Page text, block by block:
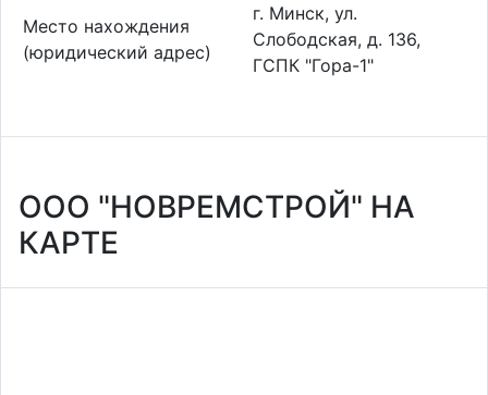
Место нахождения
(юридический адрес)
г. Минск, ул.
Слободская, д. 136,
ГСПК "Гора-1"
ООО "НОВРЕМСТРОЙ" НА
КАРТЕ